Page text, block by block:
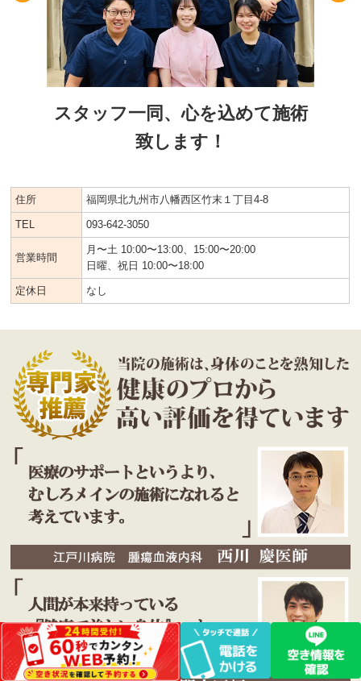
スタッフ一同、心を込めて施術
致します！
住所 福岡県北九州市八幡西区竹末１丁目4-8
TEL 093-642-3050
営業時間
月〜土 10:00〜13:00、15:00〜20:00
日曜、祝日 10:00〜18:00
定休日 なし